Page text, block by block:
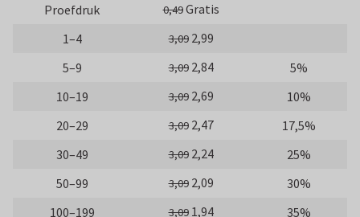
Proefdruk 0,49Gratis
1–4
3,09 2,99
5–9
3,09 2,84
5%
10–19
3,09 2,69
10%
20–29
3,09 2,47
17,5%
30–49
3,09 2,24
25%
50–99
3,09 2,09
30%
100–199
3,09 1,94 35%